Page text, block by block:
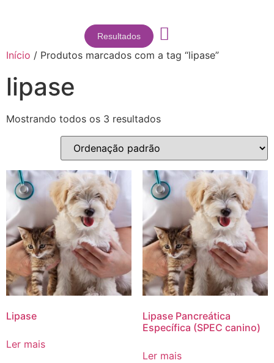
Resultados
Início / Produtos marcados com a tag “lipase”
lipase
Mostrando todos os 3 resultados
Lipase
Ler mais
Lipase Pancreática
Específica (SPEC canino)
Ler mais